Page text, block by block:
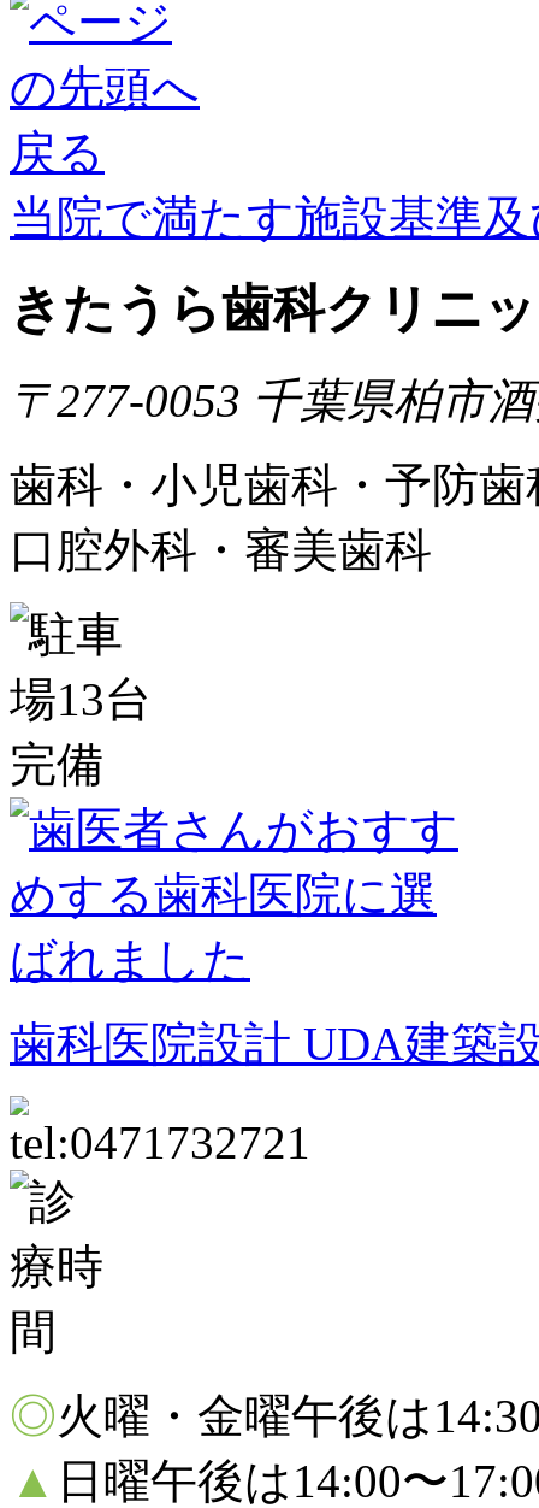
当院で満たす施設基準
きたうら歯科クリニ
〒277-0053 千葉県柏市
歯科・小児歯科・予防
口腔外科・審美歯科
歯科医院設計 UDA建築
◎火曜・金曜午後は
▲ 日曜午後は14:00〜